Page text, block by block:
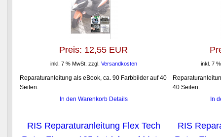
Preis: 12,55 EUR
inkl. 7 % MwSt. zzgl. Versandkosten
Reparaturanleitung als eBook, ca. 90 Farbbilder auf 40
Seiten.
In den Warenkorb Details
inkl. 7
40 Seiten.
In
RIS Reparaturanleitung Flex Tech
RIS